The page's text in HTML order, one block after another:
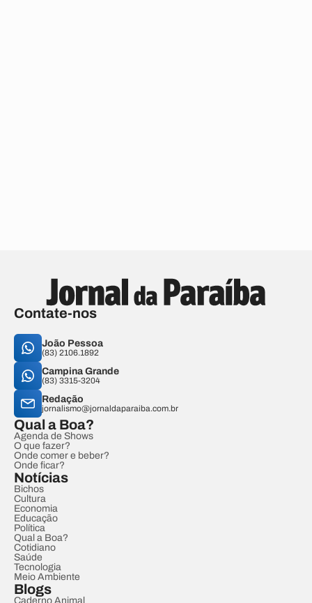
Contate-nos
João Pessoa
(83) 2106.1892
Campina Grande
(83) 3315-3204
Redação
jornalismo@jornaldaparaiba.com.br
Qual a Boa?
Agenda de Shows
O que fazer?
Onde comer e beber?
Onde ficar?
Notícias
Bichos
Cultura
Economia
Educação
Política
Qual a Boa?
Cotidiano
Saúde
Tecnologia
Meio Ambiente
Blogs
Caderno Animal